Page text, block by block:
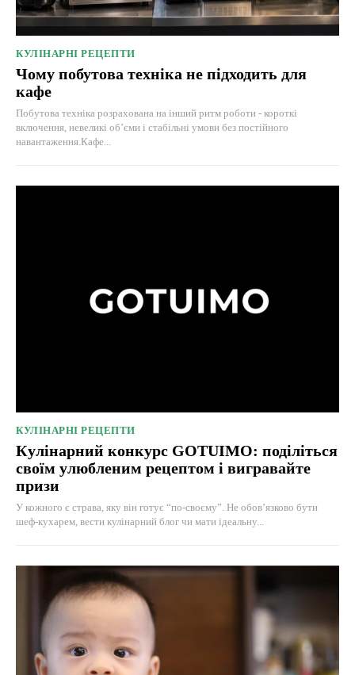
КУЛІНАРНІ РЕЦЕПТИ
Чому побутова техніка не підходить для
кафе
Побутова техніка розрахована на інший ритм роботи - короткі
включення, невеликі об’єми і стабільні умови без постійного
навантаження.Кафе...
КУЛІНАРНІ РЕЦЕПТИ
Кулінарний конкурс GOTUIMO: поділіться
своїм улюбленим рецептом і вигравайте
призи
У кожного є страва, яку він готує “по-своєму”. Не обов’язково бути
шеф-кухарем, вести кулінарний блог чи мати ідеальну...